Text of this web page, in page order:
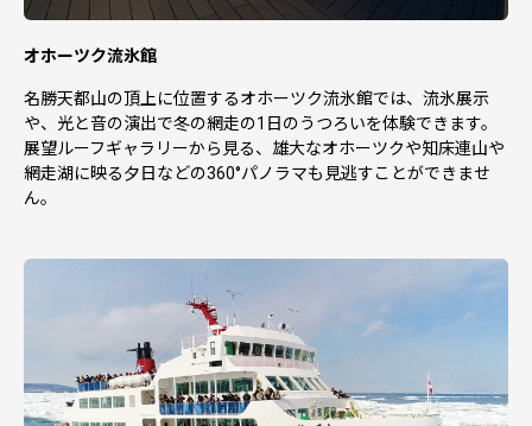
オホーツク流氷館
名勝天都山の頂上に位置するオホーツク流氷館では、流氷展示
や、光と音の演出で冬の網走の1日のうつろいを体験できます。
展望ルーフギャラリーから見る、雄大なオホーツクや知床連山や
網走湖に映る夕日などの360°パノラマも見逃すことができませ
ん。